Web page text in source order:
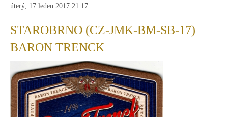
úterý, 17 leden 2017 21:17
STAROBRNO (CZ-JMK-BM-SB-17)
BARON TRENCK